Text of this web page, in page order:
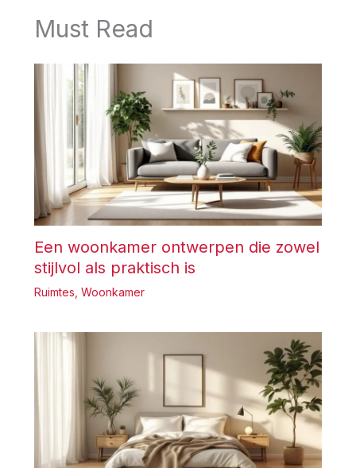
Must Read
Een woonkamer ontwerpen die zowel
stijlvol als praktisch is
Ruimtes Woonkamer